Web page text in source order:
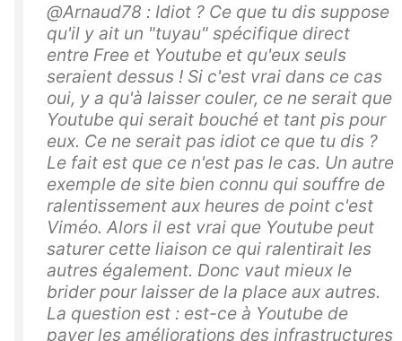
@Arnaud78 : Idiot ? Ce que tu dis suppose
qu'il y ait un "tuyau" spécifique direct
entre Free et Youtube et qu'eux seuls
seraient dessus ! Si c'est vrai dans ce cas
oui, y a qu'à laisser couler, ce ne serait que
Youtube qui serait bouché et tant pis pour
eux. Ce ne serait pas idiot ce que tu dis ?
Le fait est que ce n'est pas le cas. Un autre
exemple de site bien connu qui souffre de
ralentissement aux heures de point c'est
Viméo. Alors il est vrai que Youtube peut
saturer cette liaison ce qui ralentirait les
autres également. Donc vaut mieux le
brider pour laisser de la place aux autres.
La question est : est-ce à Youtube de
payer les améliorations des infrastructures